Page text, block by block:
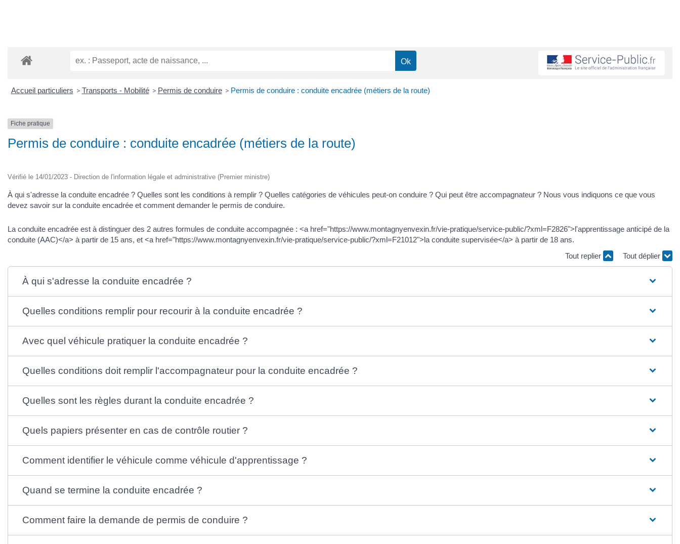
Accueil particuliers > Transports - Mobilité > Permis de conduire > Permis de conduire : conduite encadrée (métiers de la route)
Fiche pratique
Permis de conduire : conduite encadrée (métiers de la route)
Vérifié le 14/01/2023 - Direction de l'information légale et administrative (Premier ministre)
À qui s'adresse la conduite encadrée ? Quelles sont les conditions à remplir ? Quelles catégories de véhicules peut-on conduire ? Qui peut être accompagnateur ? Nous vous indiquons ce que vous
devez savoir sur la conduite encadrée et comment demander le permis de conduire.
La conduite encadrée est à distinguer des 2 autres formules de conduite accompagnée : <a href="https://www.montagnyenvexin.fr/vie-pratique/service-public/?xml=F2826">l'apprentissage anticipé de la
conduite (AAC)</a> à partir de 15 ans, et <a href="https://www.montagnyenvexin.fr/vie-pratique/service-public/?xml=F21012">la conduite supervisée</a> à partir de 18 ans.
Tout replier
Tout déplier
À qui s'adresse la conduite encadrée ?
Quelles conditions remplir pour recourir à la conduite encadrée ?
Avec quel véhicule pratiquer la conduite encadrée ?
Quelles conditions doit remplir l'accompagnateur pour la conduite encadrée ?
Quelles sont les règles durant la conduite encadrée ?
Quels papiers présenter en cas de contrôle routier ?
Comment identifier le véhicule comme véhicule d'apprentissage ?
Quand se termine la conduite encadrée ?
Comment faire la demande de permis de conduire ?